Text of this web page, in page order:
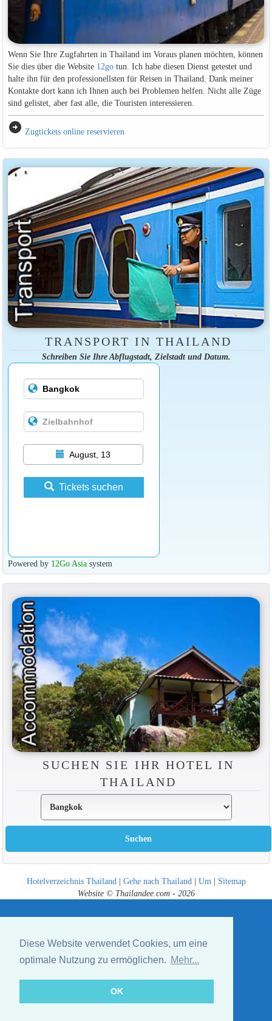
Diese Website verwendet Cookies, um eine
optimale Nutzung zu ermöglichen. Mehr...
OK
Wenn Sie Ihre Zugfahrten in Thailand im Voraus planen möchten, können
Sie dies über die Website 12gotun. Ich habe diesen Dienst getestet und
halte ihn für den professionellsten für Reisen in Thailand. Dank meiner
Kontakte dort kann ich Ihnen auch bei Problemen helfen. Nicht alle Züge
sind gelistet, aber fast alle, die Touristen interessieren.
arrow_circle_right Zugtickets online reservieren
TRANSPORT IN THAILAND
Schreiben Sie Ihre Abflugstadt, Zielstadt und Datum.
August, 13
Tickets suchen
Powered by 12Go Asiasystem
SUCHEN SIE IHR HOTEL IN
THAILAND
Hotelverzeichnis Thailand| Gehe nach Thailand| Um| Sitemap
Website © Thailandee.com - 2026